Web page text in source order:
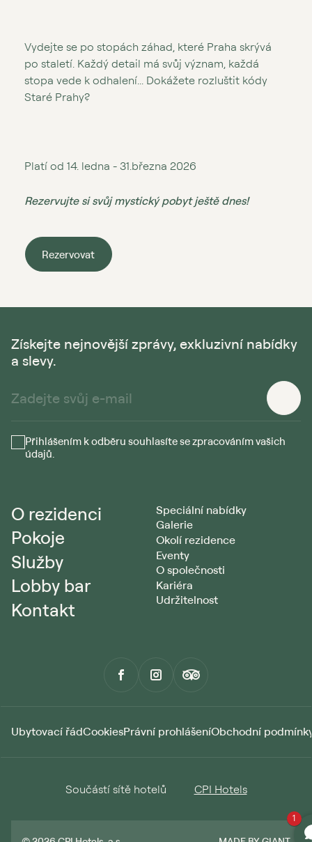
Vydejte se po stopách záhad, které Praha skrývá
po staletí. Každý detail má svůj význam, každá
stopa vede k odhalení... Dokážete rozluštit kódy
Staré Prahy?
Platí od 14. ledna - 31.března 2026
Rezervujte si svůj mystický pobyt ještě dnes!
Rezervovat
O rezidenci
Pokoje
Služby
Lobby bar
Kontakt
Speciální nabídky
Galerie
Okolí rezidence
Eventy
O společnosti
Kariéra
Udržitelnost
Získejte nejnovější zprávy, exkluzivní nabídky
a slevy.
Přihlášením k odběru souhlasíte se zpracováním vašich
údajů.
Ubytovací řádCookiesPrávní prohlášeníObchodní
Součástí sítě hotelů CPI Hotels
1